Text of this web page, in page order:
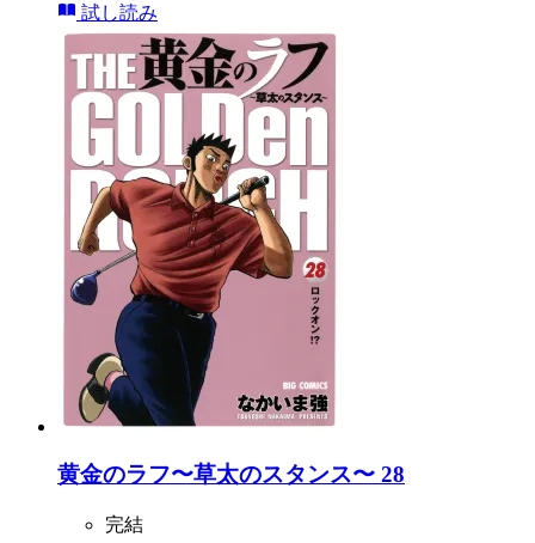
試し読み
黄金のラフ〜草太のスタンス〜 28
完結